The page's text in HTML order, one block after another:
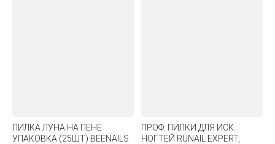
ПИЛКА ЛУНА НА ПЕНЕ
УПАКОВКА (25ШТ) BEENAILS
ПРОФ. ПИЛКИ ДЛЯ ИСК.
НОГТЕЙ RUNAIL EXPERT,